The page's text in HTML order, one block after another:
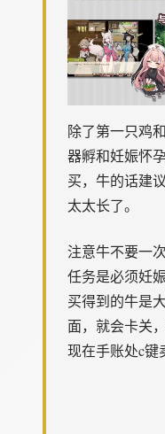
除了第一只鸡
器孵和妊娠怀
买，牛的话建
太太长了。
注意牛不要一
任务是必须妊
买得到的牛是
面，就会卡关
现在手账处c键